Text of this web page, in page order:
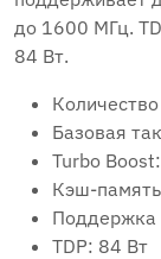
до 1600 МГц.
84 Вт.
Базовая
Turbo
Кэш-
Поддержка
TDP: 84 Вт